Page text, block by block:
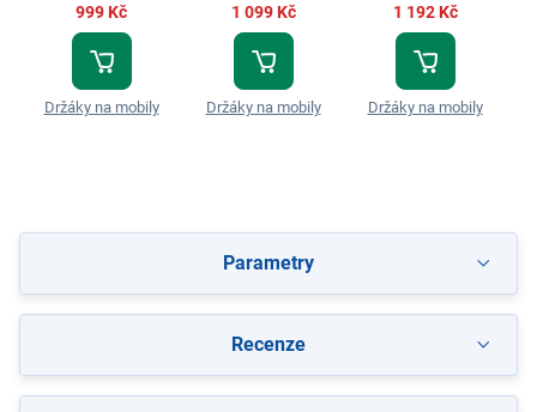
999 Kč
Držáky na mobily
1 099 Kč
Držáky na mobily
1 192 Kč
Držáky na mobily
Parametry
Recenze